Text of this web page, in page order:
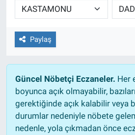
Paylaş
Güncel Nöbetçi Eczaneler. Her
boyunca açık olmayabilir,
gerektiğinde açık kalabilir veya
durumlar nedeniyle nöbete
nedenle, yola çıkmadan önce
EĞİTİM
ÖZEL HABER
SAĞLIK
SPOR